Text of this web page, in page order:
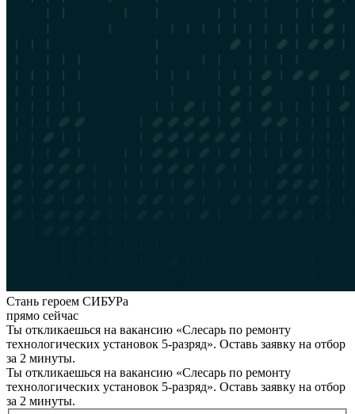
Стань героем СИБУРа
прямо сейчас
Ты откликаешься на вакансию «Слесарь по ремонту
технологических установок 5-разряд». Оставь заявку на отбор
за 2 минуты.
Ты откликаешься на вакансию «Слесарь по ремонту
технологических установок 5-разряд». Оставь заявку на отбор
за 2 минуты.